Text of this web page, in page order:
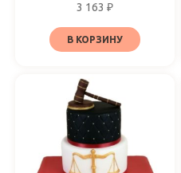
3 163 ₽
В КОРЗИНУ